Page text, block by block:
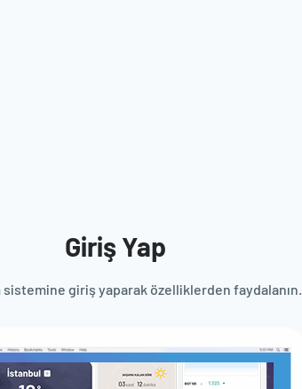
Giriş Yap
sistemine giriş yaparak özelliklerden faydalanın.